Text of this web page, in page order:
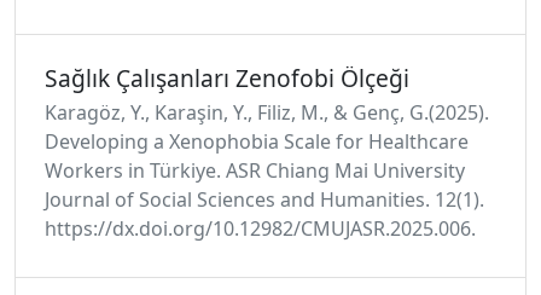
Sağlık Çalışanları Zenofobi Ölçeği
Karagöz, Y., Karaşin, Y., Filiz, M., & Genç, G.(2025).
Developing a Xenophobia Scale for Healthcare
Workers in Türkiye. ASR Chiang Mai University
Journal of Social Sciences and Humanities. 12(1).
https://dx.doi.org/10.12982/CMUJASR.2025.006.